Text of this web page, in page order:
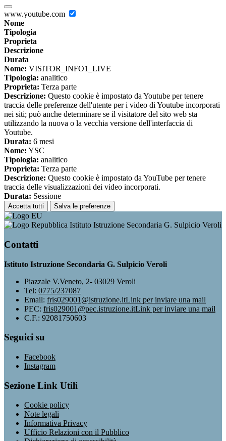
www.youtube.com
Nome
Tipologia
Proprieta
Descrizione
Durata
Nome: VISITOR_INFO1_LIVE
Tipologia: analitico
Proprieta: Terza parte
Descrizione: Questo cookie è impostato da Youtube per tenere
traccia delle preferenze dell'utente per i video di Youtube incorporati
nei siti; può anche determinare se il visitatore del sito web sta
utilizzando la nuova o la vecchia versione dell'interfaccia di
Youtube.
Durata: 6 mesi
Nome: YSC
Tipologia: analitico
Proprieta: Terza parte
Descrizione: Questo cookie è impostato da YouTube per tenere
traccia delle visualizzazioni dei video incorporati.
Durata: Sessione
Accetta tutti Salva le preferenze
Istituto Istruzione Secondaria G. Sulpicio Veroli
Contatti
Istituto Istruzione Secondaria G. Sulpicio Veroli
Piazzale V.Veneto, 2- 03029 Veroli
Tel: 0775/237087
Email: fris029001@istruzione.itLink per inviare una mail
PEC: fris029001@pec.istruzione.itLink per inviare una mail
C.F.: 92081750603
Seguici su
Facebook
Instagram
Sezione Link Utili
Cookie policy
Note legali
Informativa Privacy
Ufficio Relazioni con il Pubblico